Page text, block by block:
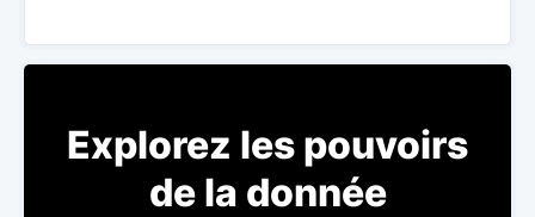
Explorez les pouvoirs
de la donnée